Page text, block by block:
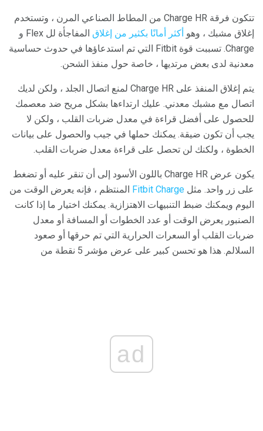
تتكون فرقة Charge HR من المطاط الصناعي المرن ، وتستخدم
إغلاق مشبك ، وهو أكثر أمانًا بكثير من إغلاق
المفاجأة لل Flex و
Charge. تسببت قوة Fitbit التي تم استدعاؤها في حدوث حساسية
معدنية لدى بعض مرتديها ، خاصة حول منفذ الشحن.
يتم إغلاق المنفذ على Charge HR لمنع اتصال الجلد ، ولكن لديك
اتصال مع مشبك معدني. عليك ارتداءها بشكل مريح ضد معصمك
للحصول على أفضل قراءة في معدل ضربات القلب ، ولكن لا
يجب أن تكون ضيقة. يمكنك حملها في جيب والحصول على بيانات
الخطوة ، ولكنك لن تحصل على قراءة معدل ضربات القلب.
يكون عرض Charge HR باللون الأسود إلى أن تنقر عليه أو تضغط
على زر واحد. مثل Fitbit Charge
المنتظم ، فإنه يعرض الوقت من
اليوم ويمكنك ضبط التنبيهات الاهتزازية. يمكنك اختيار ما إذا كانت
الصنبور يعرض الوقت أو عدد الخطوات أو المسافة أو معدل
ضربات القلب أو السعرات الحرارية التي تم حرقها أو صعود
السلالم. هذا هو تحسن كبير على عرض مؤشر 5 نقطة من
ad